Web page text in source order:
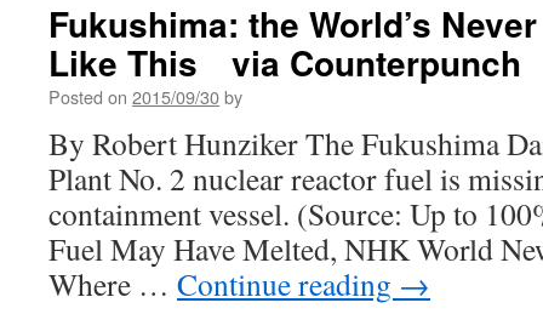
Fukushima: the World’s
Like This via Counterpunch
Posted on 2015/09/30by
By Robert Hunziker The Fukushima
Plant No. 2 nuclear reactor fuel is
containment vessel. (Source: Up to
Fuel May Have Melted, NHK World
Where … Continue reading →